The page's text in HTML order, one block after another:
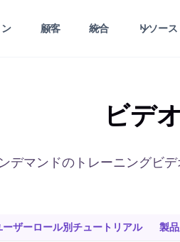
顧客 統合 リソース
ビデ
デマンドのトレーニングビ
ーザーロール別チュートリアル 製